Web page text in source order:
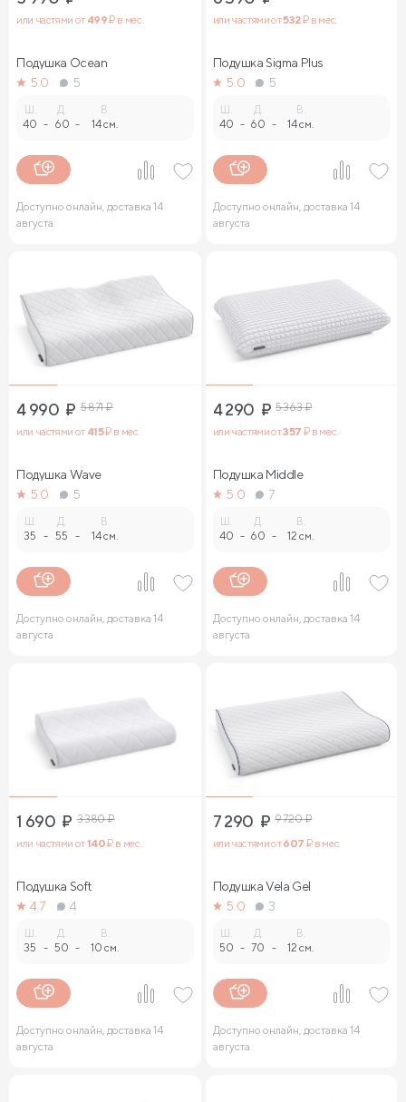
или частями от 499₽ в мес.
Подушка Ocean
5.0
5
40 -
Д.
60 -
В.
14 см.
Доступно онлайн, доставка 14
августа
или частями от532₽ в мес.
Подушка Sigma Plus
5.0
5
40 -
Д.
60 -
В.
14 см.
Доступно онлайн, доставка 14
августа
4 990 ₽ 5 871₽
или частями от 415₽ в мес.
Подушка Wave
5.0
5
35 -
Д.
55 -
В.
14 см.
Доступно онлайн, доставка 14
августа
4 290 ₽ 5 363₽
или частями от357 ₽ в мес.
Подушка Middle
5.0
7
40 -
Д.
60 -
В.
12 см.
Доступно онлайн, доставка 14
августа
1 690 ₽ 3 380₽
или частями от140₽ в мес.
Подушка Soft
4.7
4
35 -
Д.
50 -
В.
10 см.
Доступно онлайн, доставка 14
августа
7 290 ₽ 9 720₽
или частями от607 ₽ в мес.
Подушка Vela Gel
5.0
3
50 -
Д.
70 -
В.
12 см.
Доступно онлайн, доставка 14
августа